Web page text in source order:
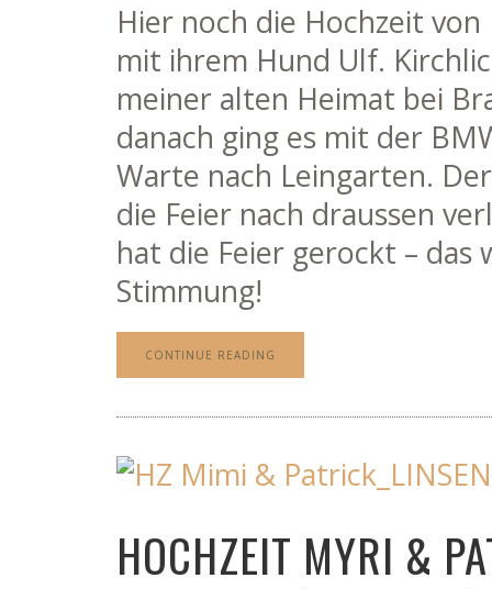
Hier noch die Hochzeit
mit ihrem Hund Ulf.
meiner alten Heimat bei
danach ging es mit der
Warte nach Leingarten.
die Feier nach draussen
hat die Feier gerockt – das
Stimmung!
CONTINUE READING
HOCHZEIT MYRI &